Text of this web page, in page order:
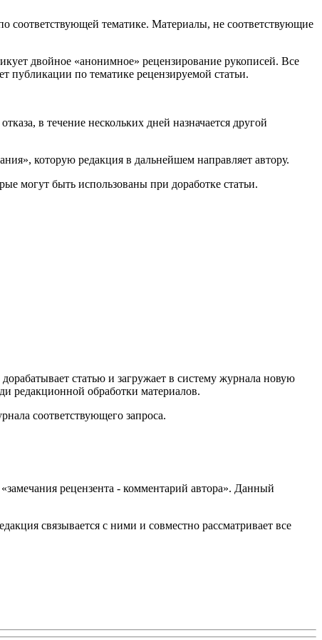
соответствующей тематике. Материалы, не соответствующие
двойное «анонимное» рецензирование рукописей. Все
публикации по тематике рецензируемой статьи.
в течение нескольких дней назначается другой
которую редакция в дальнейшем направляет автору.
могут быть использованы при доработке статьи.
статью и загружает в систему журнала новую
редакционной обработки материалов.
соответствующего запроса.
рецензента - комментарий автора». Данный
связывается с ними и совместно рассматривает все